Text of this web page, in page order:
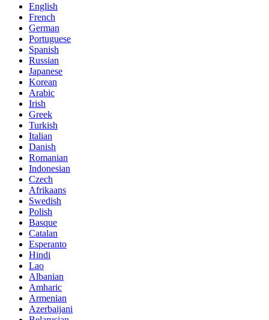
English
French
German
Portuguese
Spanish
Russian
Japanese
Korean
Arabic
Irish
Greek
Turkish
Italian
Danish
Romanian
Indonesian
Czech
Afrikaans
Swedish
Polish
Basque
Catalan
Esperanto
Hindi
Lao
Albanian
Amharic
Armenian
Azerbaijani